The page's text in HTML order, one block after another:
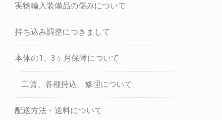
実物輸入装備品の傷みについて
持ち込み調整につきまして
本体の1、3ヶ月保障について
工賃、各種持込、修理について
配送方法・送料について